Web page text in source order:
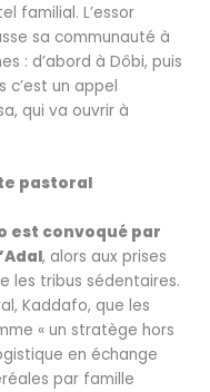
familial. L’essor
sa communauté à
: d’abord à Dôbi, puis
c’est un appel
qui va ouvrir à
pastoral
est convoqué par
, alors aux prises
les tribus sédentaires.
Kaddafo, que les
« un stratège hors
en échange
par famille